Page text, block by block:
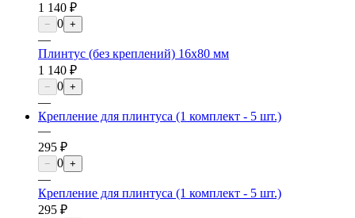
1 140 ₽
− 0 +
—
Плинтус (без креплений) 16х80 мм
1 140 ₽
− 0 +
—
Крепление для плинтуса (1 комплект - 5 шт.)
—
295 ₽
− 0 +
—
Крепление для плинтуса (1 комплект - 5 шт.)
295 ₽